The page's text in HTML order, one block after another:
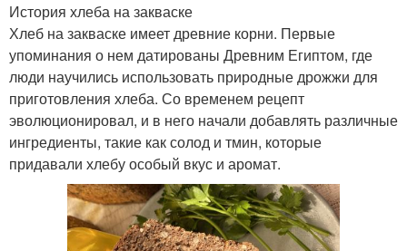
История хлеба на закваске
Хлеб на закваске имеет древние корни. Первые
упоминания о нем датированы Древним Египтом, где
люди научились использовать природные дрожжи для
приготовления хлеба. Со временем рецепт
эволюционировал, и в него начали добавлять различные
ингредиенты, такие как солод и тмин, которые
придавали хлебу особый вкус и аромат.